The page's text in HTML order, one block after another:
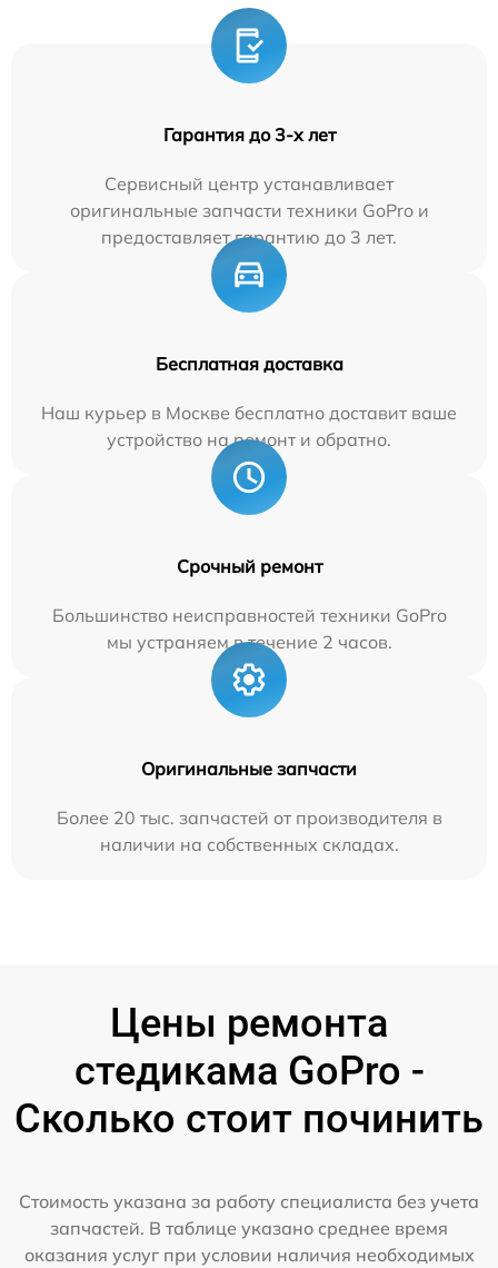
Гарантия до 3-х лет
Сервисный центр устанавливает
оригинальные запчасти техники GoPro и
предоставляет гарантию до 3 лет.
Бесплатная доставка
Наш курьер в Москве бесплатно доставит ваше
устройство на ремонт и обратно.
Срочный ремонт
Большинство неисправностей техники GoPro
мы устраняем в течение 2 часов.
Оригинальные запчасти
Более 20 тыс. запчастей от производителя в
наличии на собственных складах.
Цены ремонта
стедикама GoPro -
Сколько стоит починить
Стоимость указана за работу специалиста без учета
запчастей. В таблице указано среднее время
оказания услуг при условии наличия необходимых